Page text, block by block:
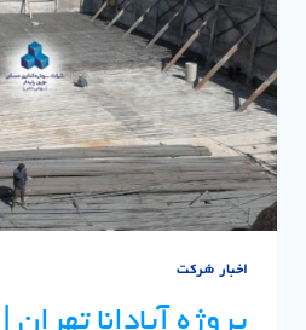
اخبار شرکت
پروژه آپادانا